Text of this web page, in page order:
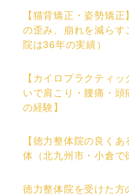
【猫背矯正・姿勢矯
の歪み、崩れを減ら
院は36年の実績）
【カイロプラクティ
いで肩こり・腰痛・
の経験】
【徳力整体院の良く
体（北九州市・小倉で
徳力整体院を受けた